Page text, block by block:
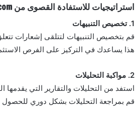
استراتيجيات للاستفادة القصوى من Investing.com
1. تخصيص التنبيهات
قم بتخصيص التنبيهات لتتلقى إشعارات
هذا يساعدك في التركيز على الفرص
2. مواكبة التحليلات
استفد من التحليلات والتقارير التي يقدمها
قم بمراجعة التحليلات بشكل دوري